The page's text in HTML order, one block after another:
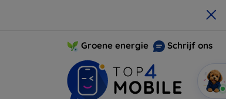
×
Groene energie Schrijf ons